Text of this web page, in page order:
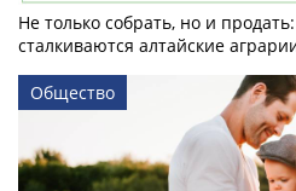
Не только собрать, но и
сталкиваются алтайские
Общество